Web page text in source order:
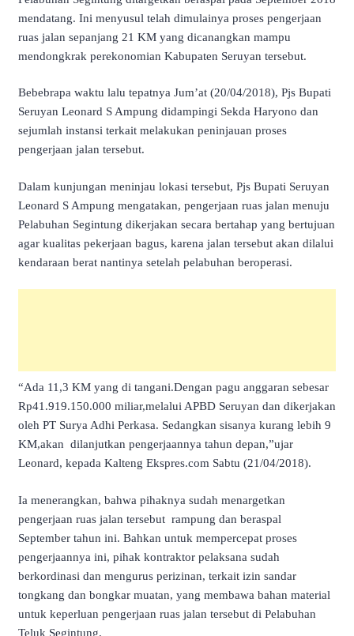
mendatang. Ini menyusul telah dimulainya proses pengerjaan
ruas jalan sepanjang 21 KM yang dicanangkan mampu
mendongkrak perekonomian Kabupaten Seruyan tersebut.
Bebebrapa waktu lalu tepatnya Jum’at (20/04/2018), Pjs Bupati
Seruyan Leonard S Ampung didampingi Sekda Haryono dan
sejumlah instansi terkait melakukan peninjauan proses
pengerjaan jalan tersebut.
Dalam kunjungan meninjau lokasi tersebut, Pjs Bupati Seruyan
Leonard S Ampung mengatakan, pengerjaan ruas jalan menuju
Pelabuhan Segintung dikerjakan secara bertahap yang bertujuan
agar kualitas pekerjaan bagus, karena jalan tersebut akan dilalui
kendaraan berat nantinya setelah pelabuhan beroperasi.
“Ada 11,3 KM yang di tangani.Dengan pagu anggaran sebesar
Rp41.919.150.000 miliar,melalui APBD Seruyan dan dikerjakan
oleh PT Surya Adhi Perkasa. Sedangkan sisanya kurang lebih 9
KM,akan dilanjutkan pengerjaannya tahun depan,”ujar
Leonard, kepada Kalteng Ekspres.com Sabtu (21/04/2018).
Ia menerangkan, bahwa pihaknya sudah menargetkan
pengerjaan ruas jalan tersebut rampung dan beraspal
September tahun ini. Bahkan untuk mempercepat proses
pengerjaannya ini, pihak kontraktor pelaksana sudah
berkordinasi dan mengurus perizinan, terkait izin sandar
tongkang dan bongkar muatan, yang membawa bahan material
untuk keperluan pengerjaan ruas jalan tersebut di Pelabuhan
Teluk Segintung.